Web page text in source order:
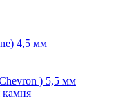
4,5 мм
) 5,5 мм